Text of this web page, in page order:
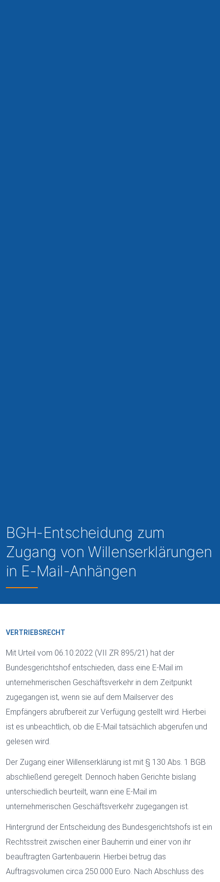
BGH-Entscheidung zum
Zugang von Willenserklärungen
in E-Mail-Anhängen
VERTRIEBSRECHT
Mit Urteil vom 06.10.2022 (VII ZR 895/21) hat der
Bundesgerichtshof entschieden, dass eine E-Mail im
unternehmerischen Geschäftsverkehr in dem Zeitpunkt
zugegangen ist, wenn sie auf dem Mailserver des
Empfängers abrufbereit zur Verfügung gestellt wird. Hierbei
ist es unbeachtlich, ob die E-Mail tatsächlich abgerufen und
gelesen wird.
Der Zugang einer Willenserklärung ist mit § 130 Abs. 1 BGB
abschließend geregelt. Dennoch haben Gerichte bislang
unterschiedlich beurteilt, wann eine E-Mail im
unternehmerischen Geschäftsverkehr zugegangen ist.
Hintergrund der Entscheidung des Bundesgerichtshofs ist ein
Rechtsstreit zwischen einer Bauherrin und einer von ihr
beauftragten Gartenbauerin. Hierbei betrug das
Auftragsvolumen circa 250.000 Euro. Nach Abschluss des